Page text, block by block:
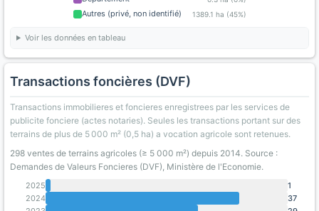
Autres (privé, non identifié) 1389.1 ha (45%)
Voir les données en tableau
Transactions foncières (DVF)
Transactions immobilieres et foncieres enregistrees par les services de
publicite fonciere (actes notaries). Seules les transactions portant sur des
terrains de plus de 5 000 m² (0,5 ha) a vocation agricole sont retenues.
298 ventes de terrains agricoles (≥ 5 000 m²) depuis 2014. Source :
Demandes de Valeurs Foncieres (DVF), Ministère de l'Economie.
2025
1
2024
37